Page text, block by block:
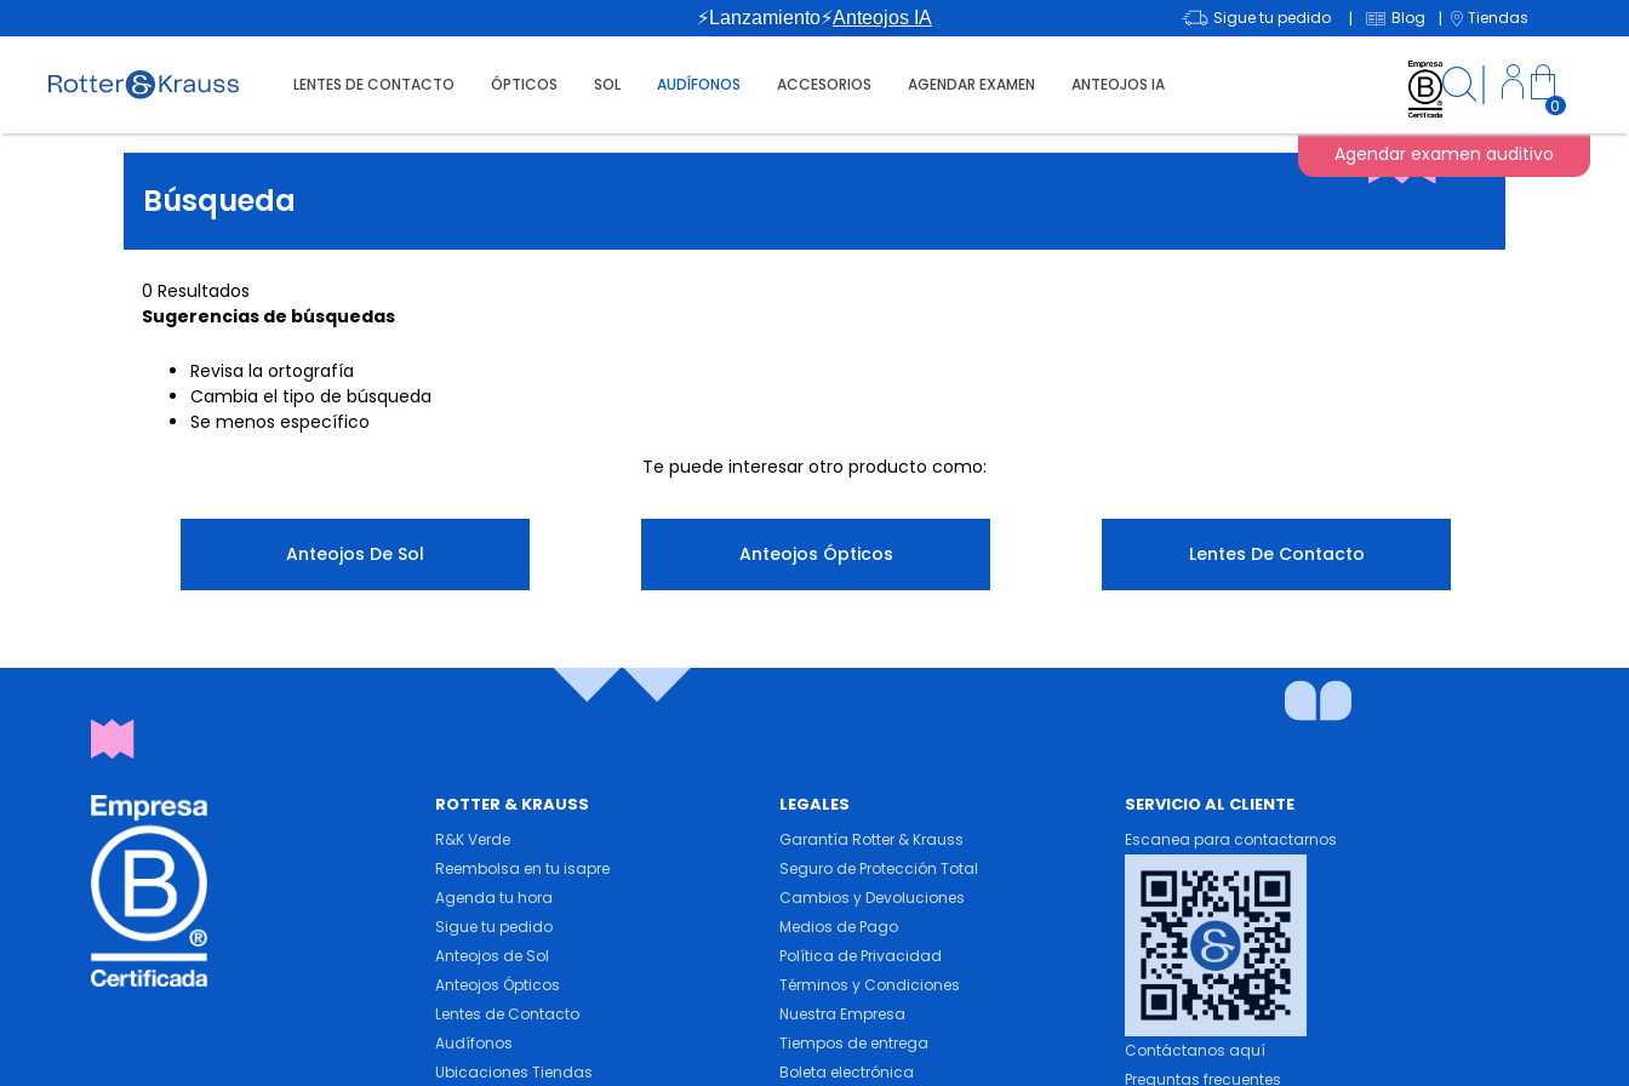
⚡Lanzamiento⚡Anteojos IA Sigue tu pedido | Blog | Tiendas
LENTES DE CONTACTO ÓPTICOS SOL AUDÍFONOS ACCESORIOS AGENDAR EXAMEN ANTEOJOS IA
0
Agendar examen auditivo
Búsqueda
0 Resultados
Sugerencias de búsquedas
Revisa la ortografía
Cambia el tipo de búsqueda
Se menos específico
Te puede interesar otro producto como:
Anteojos De Sol Anteojos Ópticos Lentes De Contacto
ROTTER & KRAUSS
R&K Verde
Reembolsa en tu isapre
Agenda tu hora
Sigue tu pedido
Anteojos de Sol
Anteojos Ópticos
Lentes de Contacto
Audífonos
Ubicaciones Tiendas
LEGALES
Garantía Rotter & Krauss
Seguro de Protección Total
Cambios y Devoluciones
Medios de Pago
Política de Privacidad
Términos y Condiciones
Nuestra Empresa
Tiempos de entrega
Boleta electrónica
SERVICIO AL CLIENTE
Escanea para contactarnos
Contáctanos aquí
Preguntas frecuentes